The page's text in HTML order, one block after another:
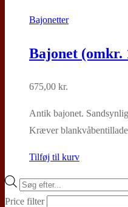
Bajonetter
Bajonet (omkr.
675,00 kr.
Antik bajonet.
Kræver
Tilføj til kurv
Products
search
Price filter